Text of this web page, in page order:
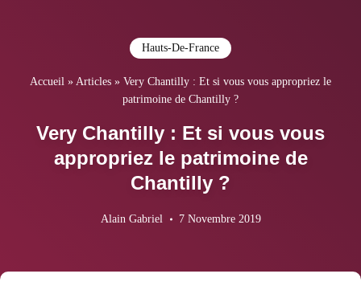
Hauts-De-France
Accueil » Articles » Very Chantilly : Et si vous vous appropriez le
patrimoine de Chantilly ?
Very Chantilly : Et si vous vous
appropriez le patrimoine de
Chantilly ?
Alain Gabriel 7 Novembre 2019